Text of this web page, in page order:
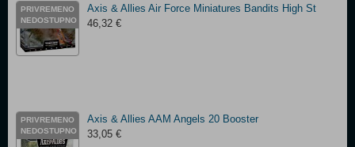
PRIVREMENO
NEDOSTUPNO
Axis & Allies Air Force Miniatures Bandits High St
46,32 €
PRIVREMENO
NEDOSTUPNO
Axis & Allies AAM Angels 20 Booster
33,05 €